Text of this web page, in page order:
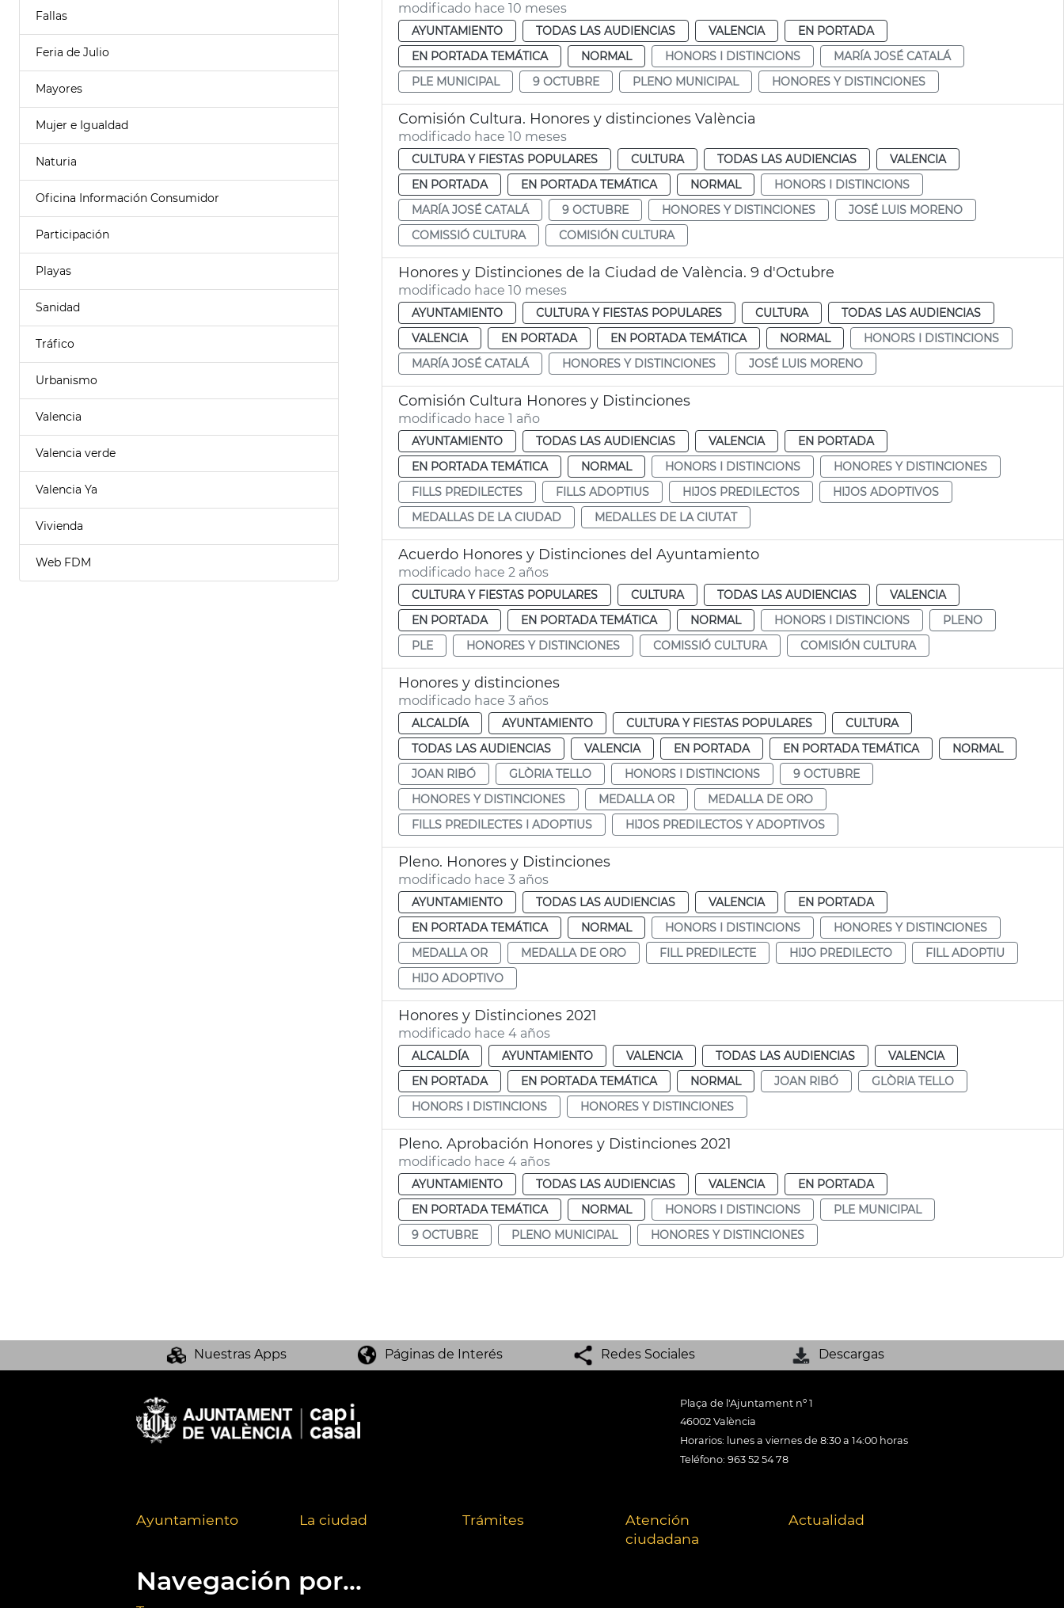
Fallas
Feria de Julio
Mayores
Mujer e Igualdad
Naturia
Oficina Información Consumidor
Participación
Playas
Sanidad
Tráfico
Urbanismo
Valencia
Valencia verde
Valencia Ya
Vivienda
Web FDM
modificado hace 10 meses
AYUNTAMIENTO TODAS LAS AUDIENCIAS VALENCIA
EN PORTADA
EN PORTADA TEMÁTICA
NORMAL HONORS I DISTINCIONS
MARÍA JOSÉ CATALÁ
PLE MUNICIPAL
9 OCTUBRE PLENO MUNICIPAL HONORES Y DISTINCIONES
Comisión Cultura. Honores y distinciones València
modificado hace 10 meses
CULTURA Y FIESTAS POPULARES CULTURA TODAS LAS AUDIENCIAS
VALENCIA
EN PORTADA
EN PORTADA TEMÁTICA NORMAL
HONORS I DISTINCIONS
MARÍA JOSÉ CATALÁ
9 OCTUBRE HONORES Y DISTINCIONES
JOSÉ LUIS MORENO
COMISSIÓ CULTURA
COMISIÓN CULTURA
Honores y Distinciones de la Ciudad de València. 9 d'Octubre
modificado hace 10 meses
AYUNTAMIENTO CULTURA Y FIESTAS POPULARES CULTURA
TODAS LAS AUDIENCIAS
VALENCIA
EN PORTADA EN PORTADA TEMÁTICA NORMAL
HONORS I DISTINCIONS
MARÍA JOSÉ CATALÁ
HONORES Y DISTINCIONES JOSÉ LUIS MORENO
Comisión Cultura Honores y Distinciones
modificado hace 1 año
AYUNTAMIENTO TODAS LAS AUDIENCIAS VALENCIA
EN PORTADA
EN PORTADA TEMÁTICA
NORMAL HONORS I DISTINCIONS
HONORES Y DISTINCIONES
FILLS PREDILECTES
FILLS ADOPTIUS HIJOS PREDILECTOS
HIJOS ADOPTIVOS
MEDALLAS DE LA CIUDAD
MEDALLES DE LA CIUTAT
Acuerdo Honores y Distinciones del Ayuntamiento
modificado hace 2 años
CULTURA Y FIESTAS POPULARES CULTURA TODAS LAS AUDIENCIAS
VALENCIA
EN PORTADA
EN PORTADA TEMÁTICA NORMAL HONORS I DISTINCIONS
PLENO
PLE
HONORES Y DISTINCIONES COMISSIÓ CULTURA COMISIÓN CULTURA
Honores y distinciones
modificado hace 3 años
ALCALDÍA AYUNTAMIENTO CULTURA Y FIESTAS POPULARES
CULTURA
TODAS LAS AUDIENCIAS
VALENCIA EN PORTADA EN PORTADA TEMÁTICA
NORMAL
JOAN RIBÓ
GLÒRIA TELLO HONORS I DISTINCIONS
9 OCTUBRE
HONORES Y DISTINCIONES
MEDALLA OR
MEDALLA DE ORO
FILLS PREDILECTES I ADOPTIUS
HIJOS PREDILECTOS Y ADOPTIVOS
Pleno. Honores y Distinciones
modificado hace 3 años
AYUNTAMIENTO TODAS LAS AUDIENCIAS VALENCIA
EN PORTADA
EN PORTADA TEMÁTICA
NORMAL HONORS I DISTINCIONS
HONORES Y DISTINCIONES
MEDALLA OR
MEDALLA DE ORO FILL PREDILECTE HIJO PREDILECTO
FILL ADOPTIU
HIJO ADOPTIVO
Honores y Distinciones 2021
modificado hace 4 años
ALCALDÍA AYUNTAMIENTO VALENCIA TODAS LAS AUDIENCIAS
VALENCIA
EN PORTADA
EN PORTADA TEMÁTICA NORMAL JOAN RIBÓ
GLÒRIA TELLO
HONORS I DISTINCIONS
HONORES Y DISTINCIONES
Pleno. Aprobación Honores y Distinciones 2021
modificado hace 4 años
AYUNTAMIENTO TODAS LAS AUDIENCIAS VALENCIA
EN PORTADA
EN PORTADA TEMÁTICA
NORMAL HONORS I DISTINCIONS
PLE MUNICIPAL
9 OCTUBRE
PLENO MUNICIPAL HONORES Y DISTINCIONES
Nuestras Apps Páginas de Interés Redes Sociales Descargas
Plaça de l'Ajuntament nº 1
46002 València
Horarios: lunes a viernes de 8:30 a 14:00 horas
Teléfono: 963 52 54 78
Ayuntamiento La ciudad Trámites
Atención
ciudadana
Actualidad
Navegación por...